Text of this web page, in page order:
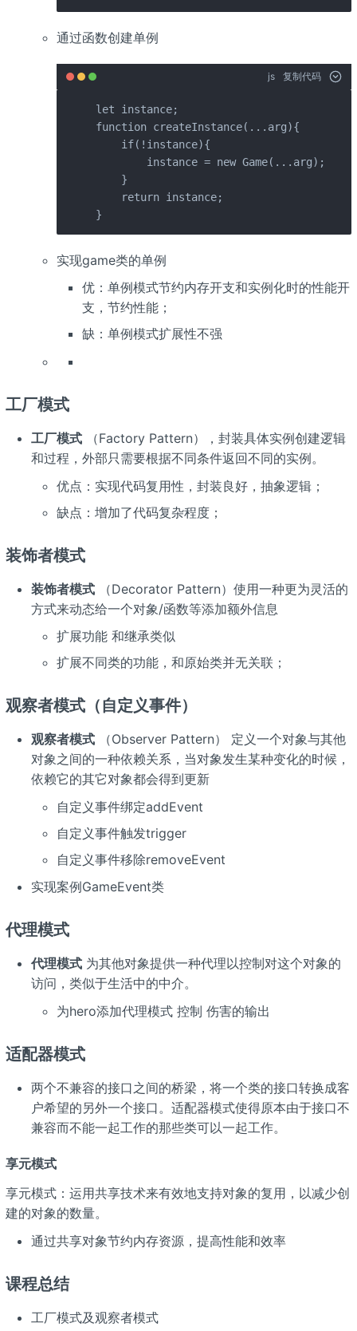
通过函数创建单例
js 复制代码
let instance;
function createInstance(...arg){
    if(!instance){
        instance = new Game(...arg);
    }
    return instance;
}
实现game类的单例
优：单例模式节约内存开支和实例化时的性能开
支，节约性能；
缺：单例模式扩展性不强
工厂模式
工厂模式（Factory Pattern），封装具体实例创建逻辑
和过程，外部只需要根据不同条件返回不同的实例。
优点：实现代码复用性，封装良好，抽象逻辑；
缺点：增加了代码复杂程度；
装饰者模式
装饰者模式（Decorator Pattern）使用一种更为灵活的
方式来动态给一个对象/函数等添加额外信息
扩展功能 和继承类似
扩展不同类的功能，和原始类并无关联；
观察者模式（自定义事件）
观察者模式（Observer Pattern） 定义一个对象与其他
对象之间的一种依赖关系，当对象发生某种变化的时候，
依赖它的其它对象都会得到更新
自定义事件绑定addEvent
自定义事件触发trigger
自定义事件移除removeEvent
实现案例GameEvent类
代理模式
代理模式为其他对象提供一种代理以控制对这个对象的
访问，类似于生活中的中介。
为hero添加代理模式 控制 伤害的输出
适配器模式
两个不兼容的接口之间的桥梁，将一个类的接口转换成客
户希望的另外一个接口。适配器模式使得原本由于接口不
兼容而不能一起工作的那些类可以一起工作。
享元模式
享元模式：运用共享技术来有效地支持对象的复用，以减少创
建的对象的数量。
通过共享对象节约内存资源，提高性能和效率
课程总结
工厂模式及观察者模式